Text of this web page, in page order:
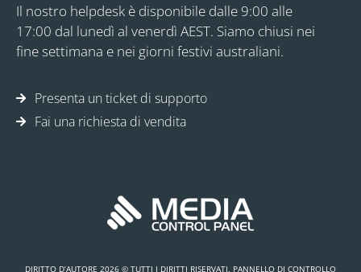
Il nostro helpdesk è disponibile dalle 9:00 alle
17:00 dal lunedì al venerdì AEST. Siamo chiusi nei
fine settimana e nei giorni festivi australiani.
Presenta un ticket di supporto
Fai una richiesta di vendita
DIRITTO D’AUTORE 2026 © TUTTI I DIRITTI RISERVATI. PANNELLO DI CONTROLLO